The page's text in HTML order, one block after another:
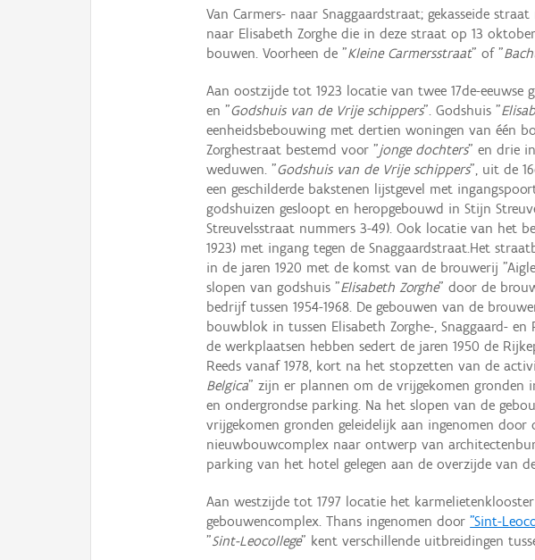
Van Carmers- naar Snaggaardstraat; gekasseide
naar Elisabeth Zorghe die in deze straat op 13
bouwen. Voorheen de "Kleine Carmersstraat" of "
Aan oostzijde tot 1923 locatie van twee 17de-eeuwse
en "Godshuis van de Vrije schippers". Godshuis "
eenheidsbebouwing met dertien woningen van één
Zorghestraat bestemd voor "jonge dochters" en drie
weduwen. "Godshuis van de Vrije schippers", uit de
een geschilderde bakstenen lijstgevel met
godshuizen gesloopt en heropgebouwd in Stijn
Streuvelsstraat nummers 3-49). Ook locatie van het
1923) met ingang tegen de Snaggaardstraat.Het
in de jaren 1920 met de komst van de brouwerij
slopen van godshuis "Elisabeth Zorghe" door de
bedrijf tussen 1954-1968. De gebouwen van de
bouwblok in tussen Elisabeth Zorghe-, Snaggaard- en
de werkplaatsen hebben sedert de jaren 1950 de
Reeds vanaf 1978, kort na het stopzetten van de
Belgica" zijn er plannen om de vrijgekomen gronden
en ondergrondse parking. Na het slopen van de
vrijgekomen gronden geleidelijk aan ingenomen door
nieuwbouwcomplex naar ontwerp van
parking van het hotel gelegen aan de overzijde van
Aan westzijde tot 1797 locatie het
gebouwencomplex. Thans ingenomen door"Sint-
"Sint-Leocollege" kent verschillende uitbreidingen